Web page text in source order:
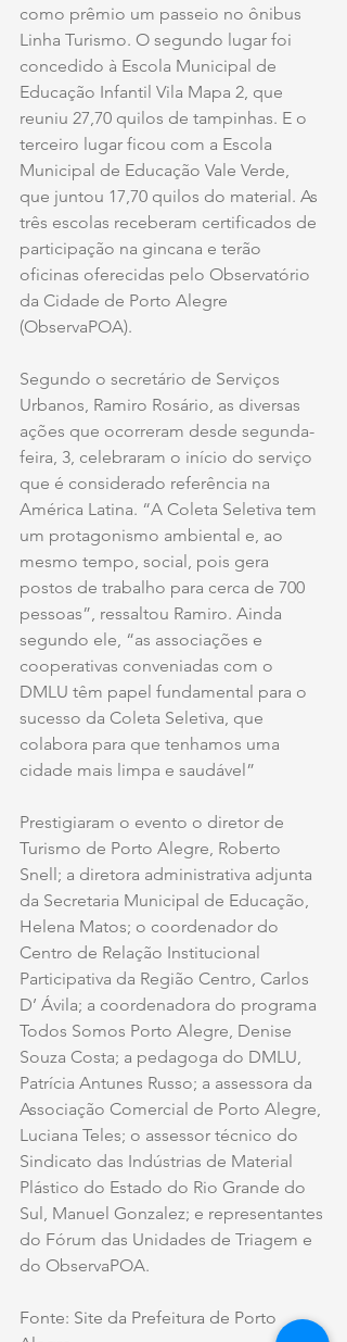
como prêmio um passeio no ônibus
Linha Turismo. O segundo lugar foi
concedido à Escola Municipal de
Educação Infantil Vila Mapa 2, que
reuniu 27,70 quilos de tampinhas. E o
terceiro lugar ficou com a Escola
Municipal de Educação Vale Verde,
que juntou 17,70 quilos do material. As
três escolas receberam certificados de
participação na gincana e terão
oficinas oferecidas pelo Observatório
da Cidade de Porto Alegre
(ObservaPOA).
Segundo o secretário de Serviços
Urbanos, Ramiro Rosário, as diversas
ações que ocorreram desde segunda-
feira, 3, celebraram o início do serviço
que é considerado referência na
América Latina. “A Coleta Seletiva tem
um protagonismo ambiental e, ao
mesmo tempo, social, pois gera
postos de trabalho para cerca de 700
pessoas”, ressaltou Ramiro. Ainda
segundo ele, “as associações e
cooperativas conveniadas com o
DMLU têm papel fundamental para o
sucesso da Coleta Seletiva, que
colabora para que tenhamos uma
cidade mais limpa e saudável”
Prestigiaram o evento o diretor de
Turismo de Porto Alegre, Roberto
Snell; a diretora administrativa adjunta
da Secretaria Municipal de Educação,
Helena Matos; o coordenador do
Centro de Relação Institucional
Participativa da Região Centro, Carlos
D’ Ávila; a coordenadora do programa
Todos Somos Porto Alegre, Denise
Souza Costa; a pedagoga do DMLU,
Patrícia Antunes Russo; a assessora da
Associação Comercial de Porto Alegre,
Luciana Teles; o assessor técnico do
Sindicato das Indústrias de Material
Plástico do Estado do Rio Grande do
Sul, Manuel Gonzalez; e representantes
do Fórum das Unidades de Triagem e
do ObservaPOA.
Fonte: Site da Prefeitura de Porto